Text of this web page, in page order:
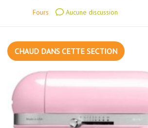
Fours Aucune discussion
CHAUD DANS CETTE SECTION